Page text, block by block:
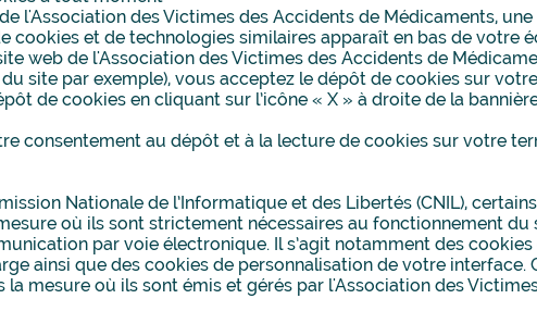
l'Association des Victimes des Accidents de Médicaments,
et de technologies similaires apparaît en bas de votre
web de l'Association des Victimes des Accidents de
site par exemple), vous acceptez le dépôt de cookies sur
de cookies en cliquant sur l’icône « X » à droite de la
consentement au dépôt et à la lecture de cookies sur votre
Nationale de l’Informatique et des Libertés (CNIL),
où ils sont strictement nécessaires au fonctionnement
par voie électronique. Il s’agit notamment des cookies
ainsi que des cookies de personnalisation de votre interface.
mesure où ils sont émis et gérés par l'Association des